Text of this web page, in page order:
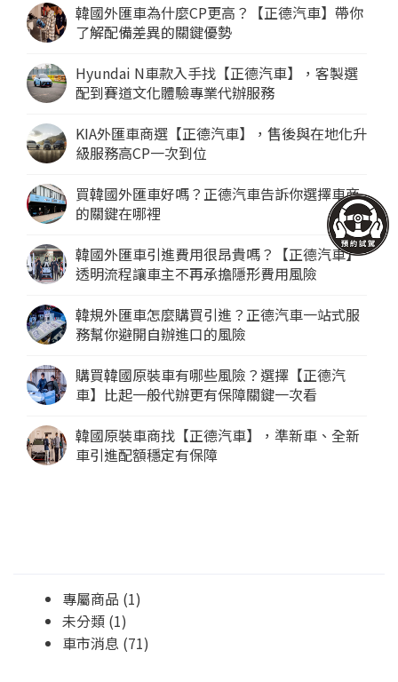
韓國外匯車為什麼CP更高？【正德汽車】帶你
了解配備差異的關鍵優勢
Hyundai N車款入手找【正德汽車】，客製選
配到賽道文化體驗專業代辦服務
KIA外匯車商選【正德汽車】，售後與在地化升
級服務高CP一次到位
買韓國外匯車好嗎？正德汽車告訴你選擇車商
的關鍵在哪裡
韓國外匯車引進費用很昂貴嗎？【正德汽車】
透明流程讓車主不再承擔隱形費用風險
韓規外匯車怎麼購買引進？正德汽車一站式服
務幫你避開自辦進口的風險
購買韓國原裝車有哪些風險？選擇【正德汽
車】比起一般代辦更有保障關鍵一次看
韓國原裝車商找【正德汽車】，準新車、全新
車引進配額穩定有保障
專屬商品 (1)
未分類 (1)
車市消息 (71)